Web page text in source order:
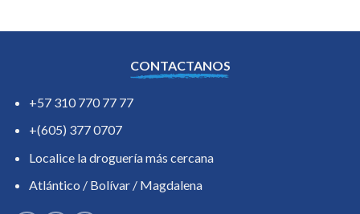
CONTACTANOS
+57 310 770 77 77
+(605) 377 0707
Localice la droguería más cercana
Atlántico / Bolívar / Magdalena